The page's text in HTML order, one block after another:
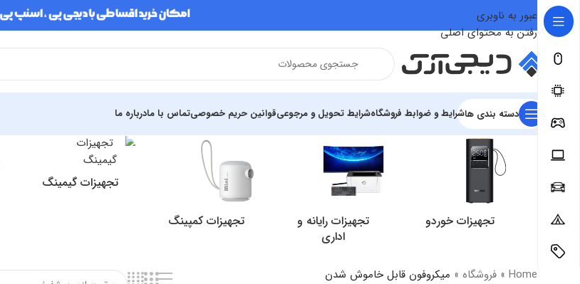
عبور به ناوبری
رفتن به محتوای اصلی
دسته بندی هاشرایط و ضوابط فروشگاهشرایط تحویل و مرجوعیقوانین حریم خصوصیتماس با مادرباره ما
تجهیزات خوردو
تجهیزات رایانه و
اداری
تجهیزات کمپینگ
تجهیزات گیمینگ
Home
» فروشگاه » میکروفون قابل خاموش شدن